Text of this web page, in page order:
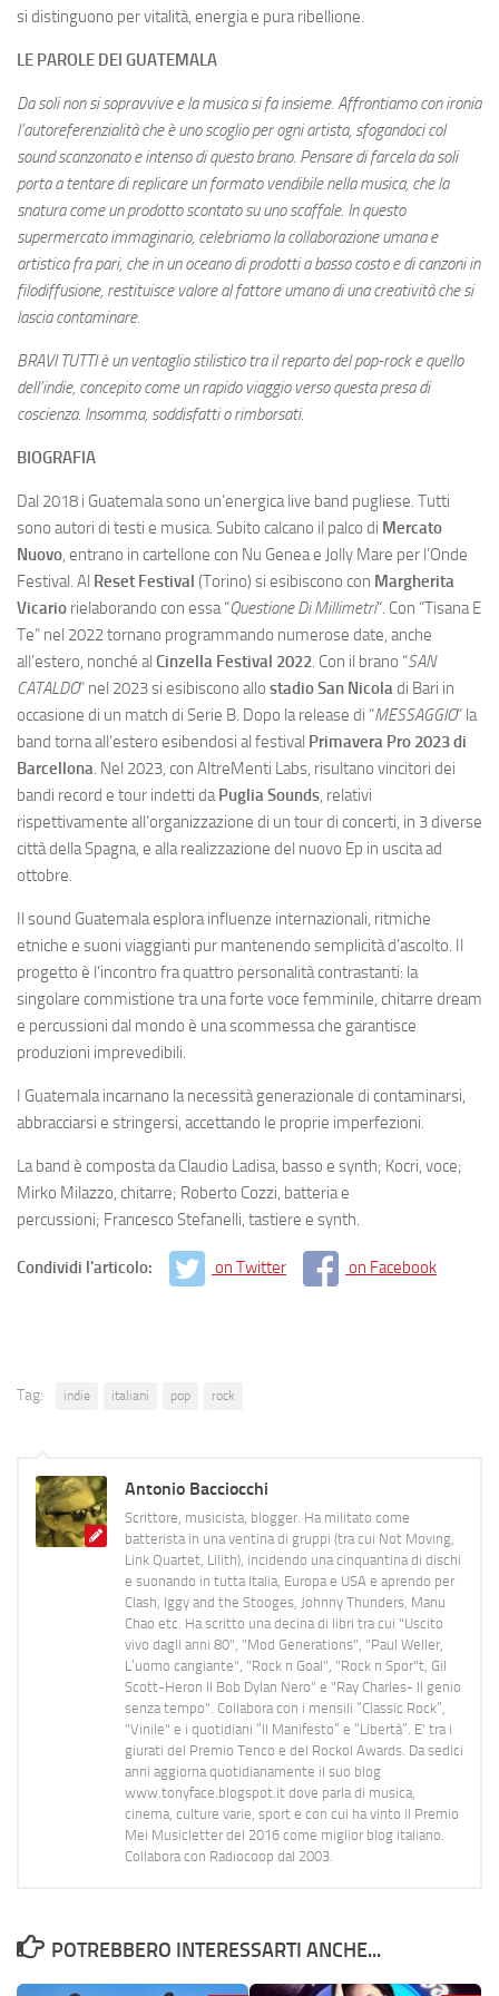
si distinguono per vitalità, energia e pura ribellione.
LE PAROLE DEI GUATEMALA
Da soli non si sopravvive e la musica si fa insieme. Affrontiamo con ironia
l’autoreferenzialità che è uno scoglio per ogni artista, sfogandoci col
sound scanzonato e intenso di questo brano. Pensare di farcela da soli
porta a tentare di replicare un formato vendibile nella musica, che la
snatura come un prodotto scontato su uno scaffale. In questo
supermercato immaginario, celebriamo la collaborazione umana e
artistica fra pari, che in un oceano di prodotti a basso costo e di canzoni in
filodiffusione, restituisce valore al fattore umano di una creatività che si
lascia contaminare.
BRAVI TUTTI è un ventaglio stilistico tra il reparto del pop-rock e quello
dell’indie, concepito come un rapido viaggio verso questa presa di
coscienza. Insomma, soddisfatti o rimborsati.
BIOGRAFIA
Dal 2018 i Guatemala sono un’energica live band pugliese. Tutti
sono autori di testi e musica. Subito calcano il palco di Mercato
Nuovo, entrano in cartellone con Nu Genea e Jolly Mare per l’Onde
Festival. Al Reset Festival (Torino) si esibiscono con Margherita
Vicario rielaborando con essa “Questione Di Millimetri“. Con “Tisana E
Te” nel 2022 tornano programmando numerose date, anche
all’estero, nonché al Cinzella Festival 2022. Con il brano “SAN
CATALDO” nel 2023 si esibiscono allo stadio San Nicoladi Bari in
occasione di un match di Serie B. Dopo la release di “MESSAGGIO” la
band torna all’estero esibendosi al festival Primavera Pro 2023 di
Barcellona. Nel 2023, con AltreMenti Labs, risultano vincitori dei
bandi record e tour indetti daPuglia Sounds, relativi
rispettivamente all’organizzazione di un tour di concerti, in 3 diverse
città della Spagna, e alla realizzazione del nuovo Ep in uscita ad
ottobre.
Il sound Guatemala esplora influenze internazionali, ritmiche
etniche e suoni viaggianti pur mantenendo semplicità d’ascolto. Il
progetto è l’incontro fra quattro personalità contrastanti: la
singolare commistione tra una forte voce femminile, chitarre dream
e percussioni dal mondo è una scommessa che garantisce
produzioni imprevedibili.
I Guatemala incarnano la necessità generazionale di contaminarsi,
abbracciarsi e stringersi, accettando le proprie imperfezioni.
La band è composta da Claudio Ladisa, basso e synth; Kocri, voce;
Mirko Milazzo, chitarre; Roberto Cozzi, batteria e
percussioni; Francesco Stefanelli, tastiere e synth.
Condividi l'articolo: on Twitter on Facebook
Tag: indie italiani pop rock
Antonio Bacciocchi
Scrittore, musicista, blogger. Ha militato come
batterista in una ventina di gruppi (tra cui Not Moving,
Link Quartet, Lilith), incidendo una cinquantina di dischi
e suonando in tutta Italia, Europa e USA e aprendo per
Clash, Iggy and the Stooges, Johnny Thunders, Manu
Chao etc. Ha scritto una decina di libri tra cui "Uscito
vivo dagli anni 80", "Mod Generations", "Paul Weller,
L’uomo cangiante", "Rock n Goal", "Rock n Spor"t, Gil
Scott-Heron Il Bob Dylan Nero" e "Ray Charles- Il genio
senza tempo". Collabora con i mensili “Classic Rock”,
"Vinile" e i quotidiani “Il Manifesto” e “Libertà”. E' tra i
giurati del Premio Tenco e del Rockol Awards. Da sedici
anni aggiorna quotidianamente il suo blog
www.tonyface.blogspot.it dove parla di musica,
cinema, culture varie, sport e con cui ha vinto il Premio
Mei Musicletter del 2016 come miglior blog italiano.
Collabora con Radiocoop dal 2003.
POTREBBERO INTERESSARTI ANCHE...